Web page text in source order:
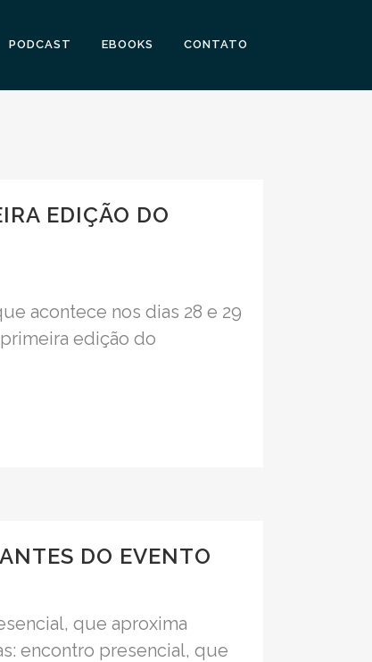
PODCAST EBOOKS CONTATO
EDIÇÃO DO
acontece nos dias 28 e 29
edição do
DO EVENTO
que aproxima
encontro presencial, que